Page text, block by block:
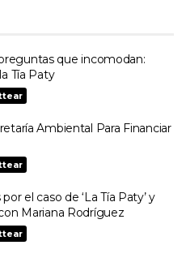
que incomodan:
Tía Paty
Ambiental Para Financiar
el caso de ‘La Tía Paty’ y
Mariana Rodríguez